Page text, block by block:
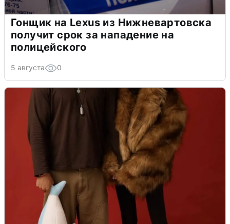
Гонщик на Lexus из Нижневартовска
получит срок за нападение на
полицейского
5 августа 0